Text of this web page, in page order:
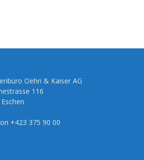
Oehri & Kaiser AG
116
+423 375 90 00